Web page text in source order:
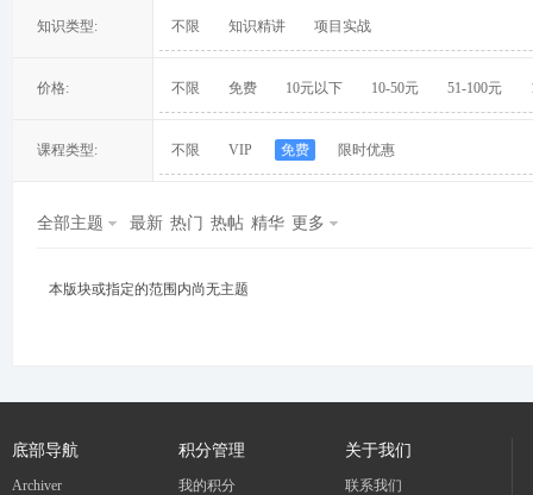
知识类型: 不限 知识精讲 项目实战
价格: 不限 免费 10元以下 10-50元 51-100元
课程类型: 不限 VIP 免费 限时优惠
全部主题 最新 热门 热帖 精华 更多
本版块或指定的范围内尚无主题
底部导航
Archiver
积分管理
我的积分
关于我们
联系我们